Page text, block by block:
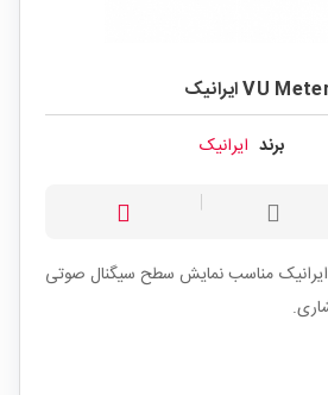
برند ایرانیک
ماژول VU Meter Plus ایرانیک مناسب نمایش سطح سیگنال صوتی